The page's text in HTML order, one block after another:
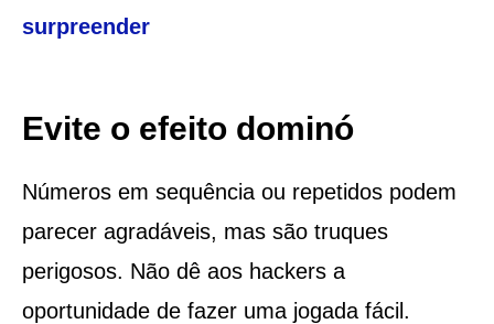
surpreender
Evite o efeito dominó
Números em sequência ou repetidos podem
parecer agradáveis, mas são truques
perigosos. Não dê aos hackers a
oportunidade de fazer uma jogada fácil.